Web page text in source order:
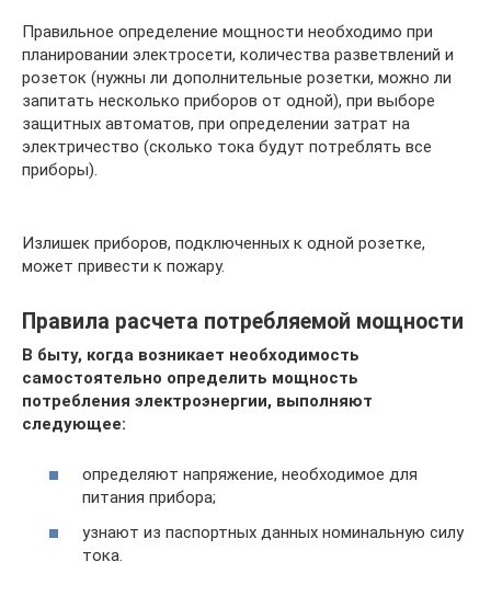
Правильное определение мощности необходимо при
планировании электросети, количества разветвлений и
розеток (нужны ли дополнительные розетки, можно ли
запитать несколько приборов от одной), при выборе
защитных автоматов, при определении затрат на
электричество (сколько тока будут потреблять все
приборы).
Излишек приборов, подключенных к одной розетке,
может привести к пожару.
Правила расчета потребляемой мощности
В быту, когда возникает необходимость
самостоятельно определить мощность
потребления электроэнергии, выполняют
следующее:
определяют напряжение, необходимое для
питания прибора;
узнают из паспортных данных номинальную силу
тока.